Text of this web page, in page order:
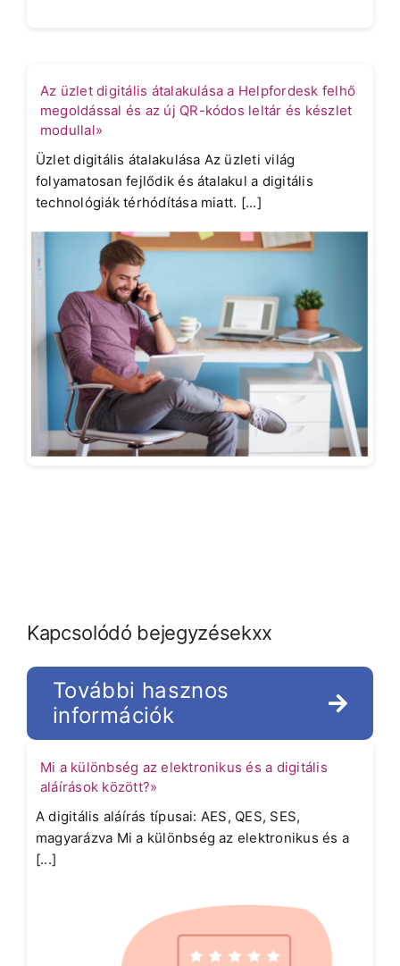
Az üzlet digitális átalakulása a Helpfordesk felhő
megoldással és az új QR-kódos leltár és készlet
modullal»
Üzlet digitális átalakulása Az üzleti világ
folyamatosan fejlődik és átalakul a digitális
technológiák térhódítása miatt. [...]
Kapcsolódó bejegyzésekxx
További hasznos
információk
Mi a különbség az elektronikus és a digitális
aláírások között?»
A digitális aláírás típusai: AES, QES, SES,
magyarázva Mi a különbség az elektronikus és a
[...]